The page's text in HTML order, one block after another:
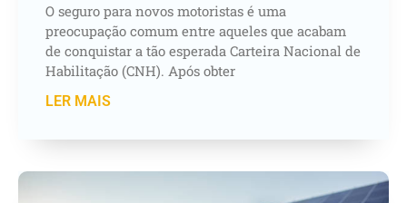
O seguro para novos motoristas é uma
preocupação comum entre aqueles que acabam
de conquistar a tão esperada Carteira Nacional de
Habilitação (CNH). Após obter
LER MAIS